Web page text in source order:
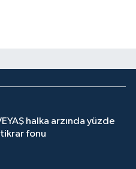
halka arzında yüzde
fonu